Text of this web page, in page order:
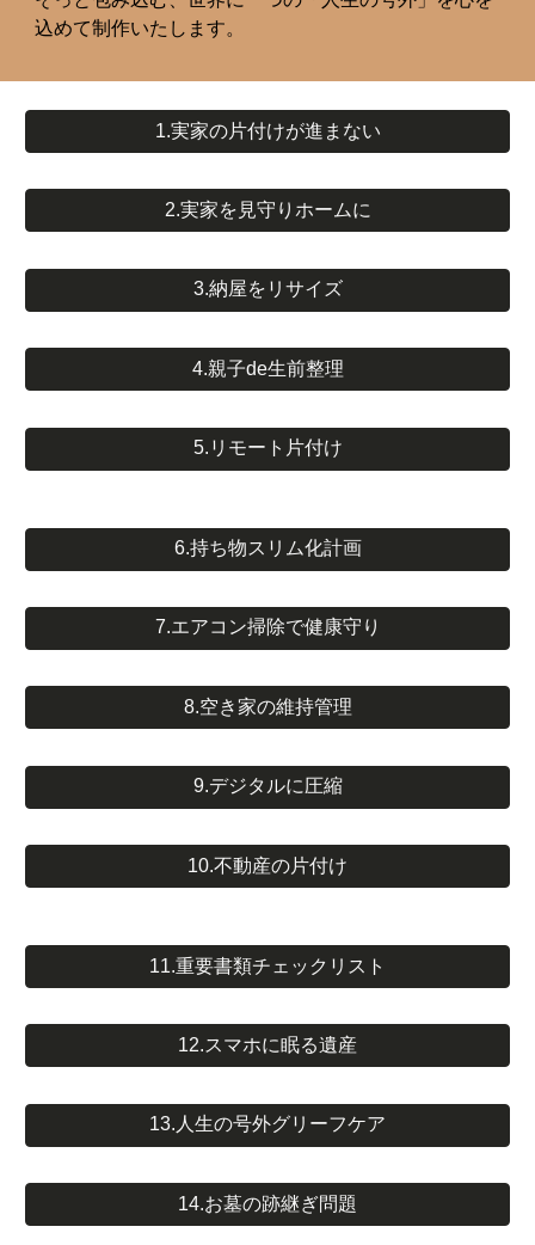
込めて制作いたします。
1.実家の片付けが進まない
2.実家を見守りホームに
3.納屋をリサイズ
4.親子de生前整理
5.リモート片付け
6.持ち物スリム化計画
7.エアコン掃除で健康守り
8.空き家の維持管理
9.デジタルに圧縮
10.不動産の片付け
11.重要書類チェックリスト
12.スマホに眠る遺産
13.人生の号外グリーフケア
14.お墓の跡継ぎ問題